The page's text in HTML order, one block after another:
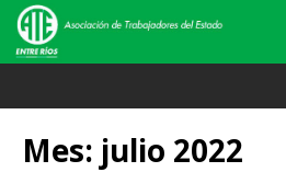
Mes: julio 2022